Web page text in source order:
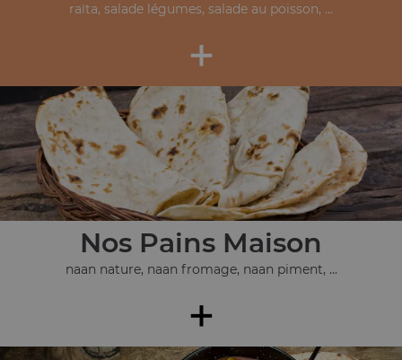
raïta, salade légumes, salade au poisson, ...
+
Nos Pains Maison
naan nature, naan fromage, naan piment, ...
+